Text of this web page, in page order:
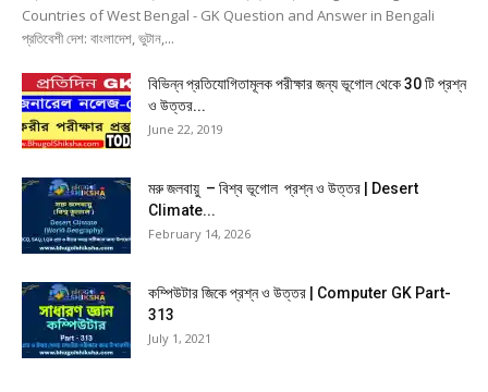
Countries of West Bengal - GK Question and Answer in Bengali
প্রতিবেশী দেশ: বাংলাদেশ, ভুটান,...
বিভিন্ন প্রতিযোগিতামূলক পরীক্ষার জন্য ভূগোল থেকে 30 টি প্রশ্ন
ও উত্তর...
June 22, 2019
মরু জলবায়ু – বিশ্ব ভূগোল প্রশ্ন ও উত্তর | Desert
Climate...
February 14, 2026
কম্পিউটার জিকে প্রশ্ন ও উত্তর | Computer GK Part-
313
July 1, 2021